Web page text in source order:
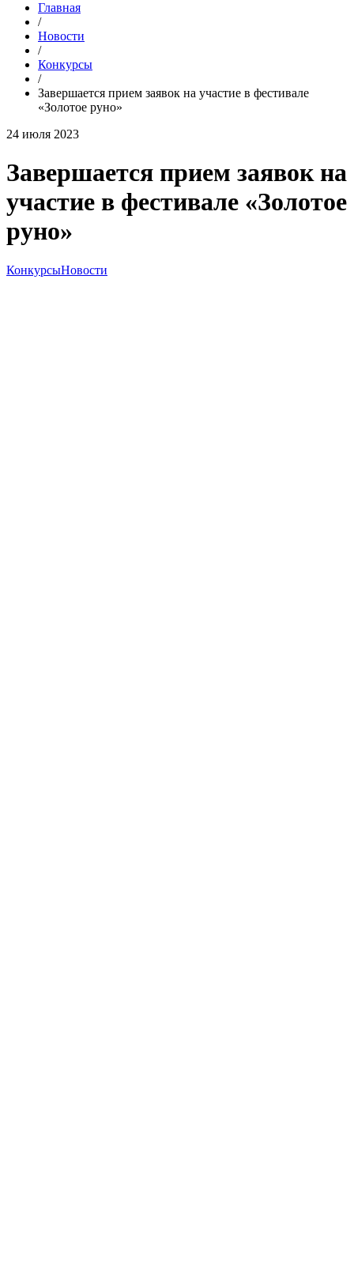
Главная
/
Новости
/
Конкурсы
/
Завершается прием заявок на участие в фестивале
«Золотое руно»
24 июля 2023
Завершается прием заявок на
участие в фестивале «Золотое
руно»
КонкурсыНовости